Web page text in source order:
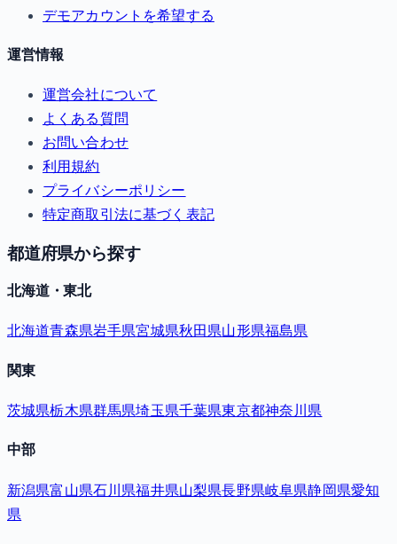
デモアカウントを希望する
運営情報
運営会社について
よくある質問
お問い合わせ
利用規約
プライバシーポリシー
特定商取引法に基づく表記
都道府県から探す
北海道・東北
北海道青森県岩手県宮城県秋田県山形県福島県
関東
茨城県栃木県群馬県埼玉県千葉県東京都神奈川県
中部
新潟県富山県石川県福井県山梨県長野県岐阜県静岡県愛知
県